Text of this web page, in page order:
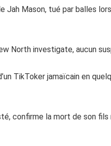
Jah Mason, tué par balles
North investigate, aucun
TikToker jamaïcain en
confirme la mort de son